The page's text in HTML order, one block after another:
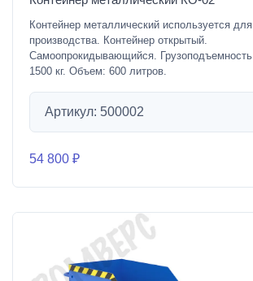
Контейнер металлический используется
производства. Контейнер открытый.
Самоопрокидывающийся. Грузоподъемность
1500 кг. Объем: 600 литров.
Артикул: 500002
54 800 ₽